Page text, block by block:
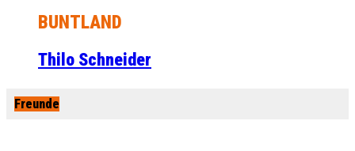
BUNTLAND
Thilo Schneider
Freunde